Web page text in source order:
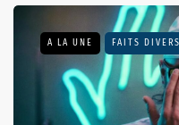
A LA UNE FAITS DIVERS